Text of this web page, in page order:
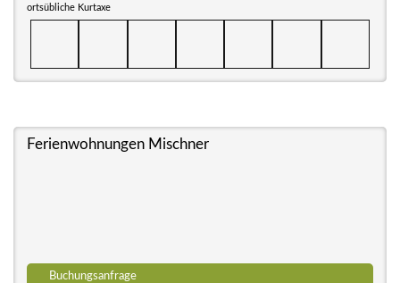
ortsübliche Kurtaxe
Ferienwohnungen Mischner
Buchungsanfrage